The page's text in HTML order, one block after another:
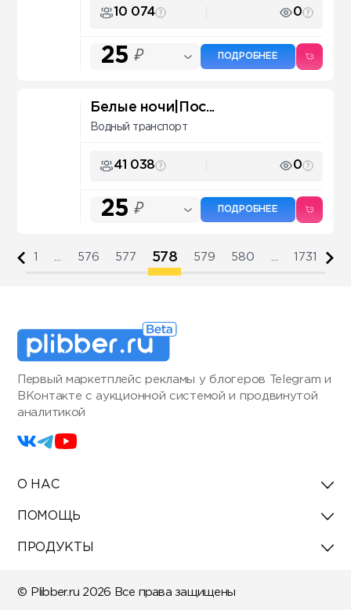
10 074 0
25 ₽ ПОДРОБНЕЕ
Белые ночи|Пос...
Водный транспорт
41 038 0
25 ₽ ПОДРОБНЕЕ
576 577 578 579 580 1731
Первый маркетплейс рекламы у блогеров Telegram и
ВКонтакте с аукционной системой и продвинутой
аналитикой
О НАС
ПОМОЩЬ
ПРОДУКТЫ
© Plibber.ru 2026 Все права защищены